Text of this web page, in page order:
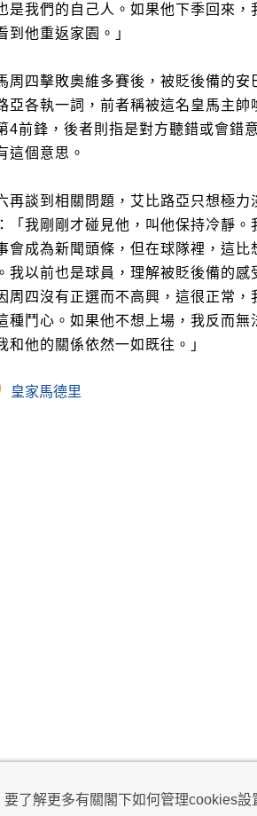
是我們的自己人。如果他下季回來，
到他重返家園。」
周四擊敗奧維多賽後，被貶後備的安
亞各執一詞，前者稱被這名皇馬主帥
4前鋒，後者則指是對方聽錯或會錯
這個意思。
再談到相關問題，艾比路亞只想極力
「我剛剛才碰見他，叫他保持冷靜。
會成為新聞頭條，但在球隊裡，這比
我以前也是球員，理解被貶後備的感
周四沒有正選而不高興，這很正常，
種鬥心。如果他不想上場，我反而無
和他的關係依然一如既往。」
皇家馬德里
了解更多有關閣下如何管理cookies